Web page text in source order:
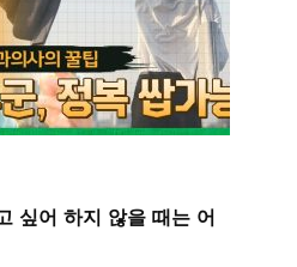
싶어 하지 않을 때는 어